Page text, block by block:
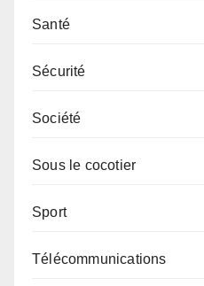
Santé
Sécurité
Société
Sous le cocotier
Sport
Télécommunications